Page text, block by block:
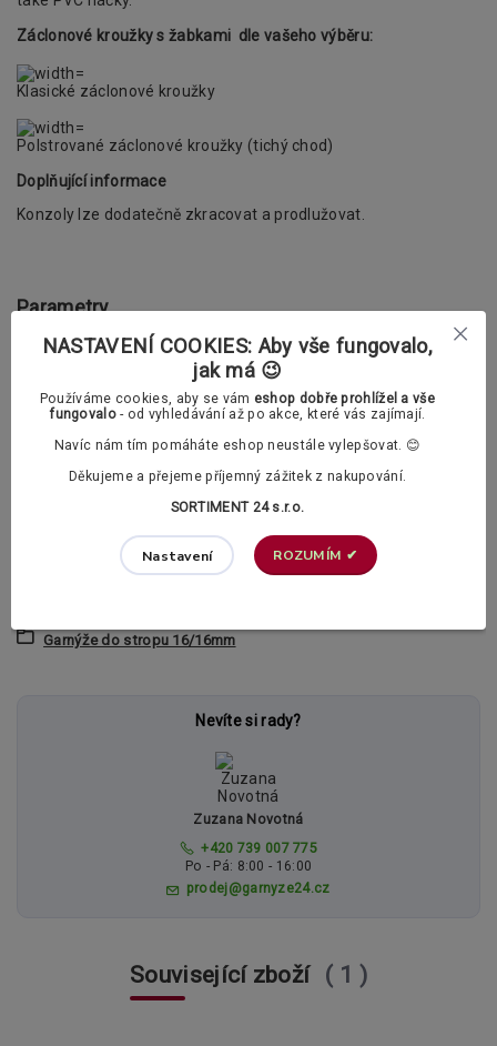
Záclonové kroužky s žabkami dle vašeho výběru:
Klasické záclonové kroužky
Polstrované záclonové kroužky (tichý chod)
Doplňující informace
Konzoly lze dodatečně zkracovat a prodlužovat.
Parametry
dvouřadá
průměr tyče 16/16mm
materiál garnýže mosaz
do stropu
Zboží zařazeno v kategoriích
Garnýže do stropu 16/16mm
Nevíte si rady?
Zuzana Novotná
+420 739 007 775
Po - Pá: 8:00 - 16:00
prodej@garnyze24.cz
Související zboží 1
NASTAVENÍ COOKIES: Aby vše fungovalo,
jak má 😉
Používáme cookies, aby se vám eshop dobře prohlížel a vše
fungovalo- od vyhledávání až po akce, které vás zajímají.
Navíc nám tím pomáháte eshop neustále vylepšovat. 😊
Děkujeme a přejeme příjemný zážitek z nakupování.
SORTIMENT 24 s.r.o.
Nastavení ROZUMÍM ✔